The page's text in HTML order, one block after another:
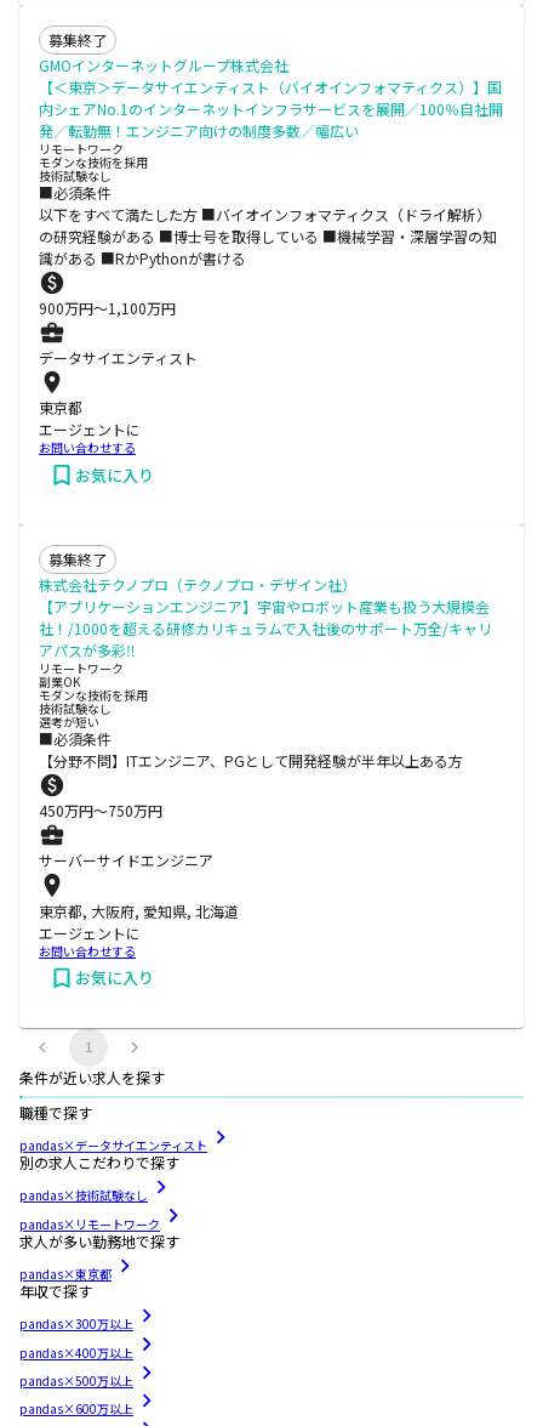
募集終了
GMOインターネットグループ株式会社
【＜東京＞データサイエンティスト（バイオインフォマティクス）】国
内シェアNo.1のインターネットインフラサービスを展開／100％自社開
発／転勤無！エンジニア向けの制度多数／幅広い
リモートワーク
モダンな技術を採用
技術試験なし
■必須条件
以下をすべて満たした方 ■バイオインフォマティクス（ドライ解析）
の研究経験がある ■博士号を取得している ■機械学習・深層学習の知
識がある ■RかPythonが書ける
900万円〜1,100万円
データサイエンティスト
東京都
エージェントに
お問い合わせする
お気に入り
募集終了
株式会社テクノプロ（テクノプロ・デザイン社）
【アプリケーションエンジニア】宇宙やロボット産業も扱う大規模会
社！/1000を超える研修カリキュラムで入社後のサポート万全/キャリ
アパスが多彩‼
リモートワーク
副業OK
モダンな技術を採用
技術試験なし
選考が短い
■必須条件
【分野不問】ITエンジニア、PGとして開発経験が半年以上ある方
450万円〜750万円
サーバーサイドエンジニア
東京都, 大阪府, 愛知県, 北海道
エージェントに
お問い合わせする
お気に入り
1
条件が近い求人を探す
職種で探す
pandas×データサイエンティスト
別の求人こだわりで探す
pandas×技術試験なし
pandas×リモートワーク
求人が多い勤務地で探す
pandas×東京都
年収で探す
pandas×300万以上
pandas×400万以上
pandas×500万以上
pandas×600万以上